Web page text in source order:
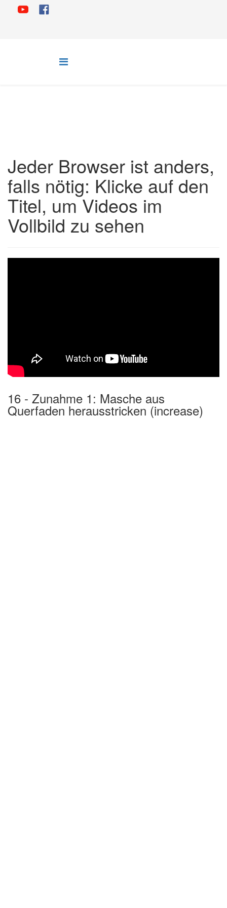
Jeder Browser ist anders,
falls nötig: Klicke auf den
Titel, um Videos im
Vollbild zu sehen
16 - Zunahme 1: Masche aus
Querfaden herausstricken (increase)